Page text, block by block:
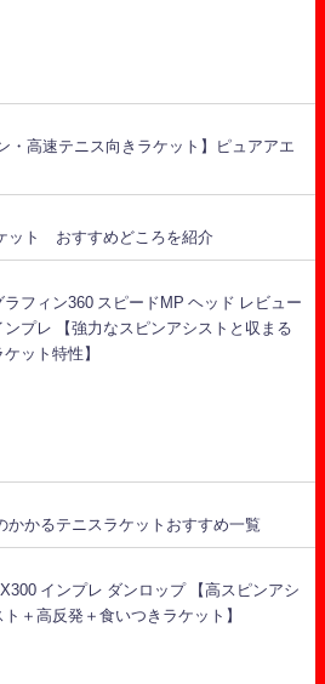
・高速テニス向きラケット】ピュアアエ
ット おすすめどころを紹介
ラフィン360 スピードMP ヘッド レビュー
ンプレ 【強力なスピンアシストと収まる
ケット特性】
かかるテニスラケットおすすめ一覧
インプレ ダンロップ 【高スピンアシ
ト＋高反発＋食いつきラケット】